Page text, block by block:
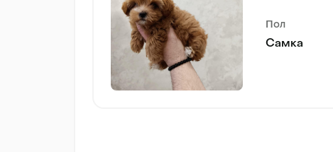
Пол
Самка